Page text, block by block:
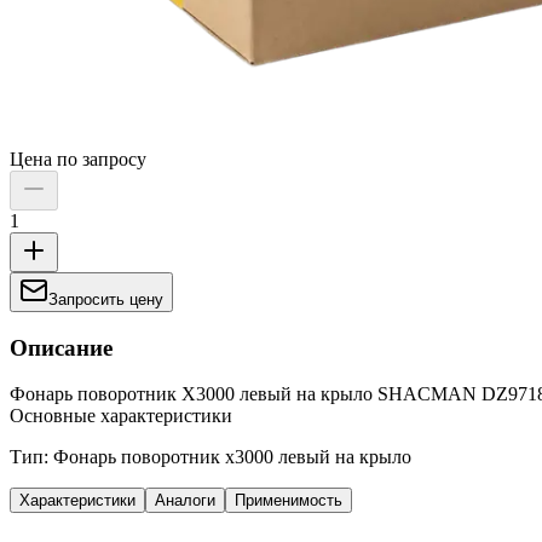
Цена по запросу
1
Запросить цену
Описание
Фонарь поворотник X3000 левый на крыло SHACMAN
Основные характеристики
Тип: Фонарь поворотник x3000 левый на крыло
Характеристики Аналоги Применимость